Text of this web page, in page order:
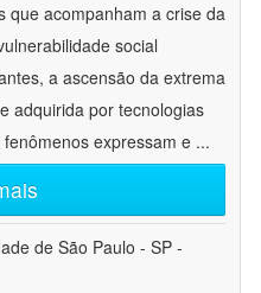
que acompanham a crise da
social
a ascensão da extrema
adquirida por tecnologias
expressam e ...
de São Paulo - SP -